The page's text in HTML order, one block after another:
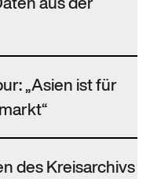
„Asien ist für
des Kreisarchivs